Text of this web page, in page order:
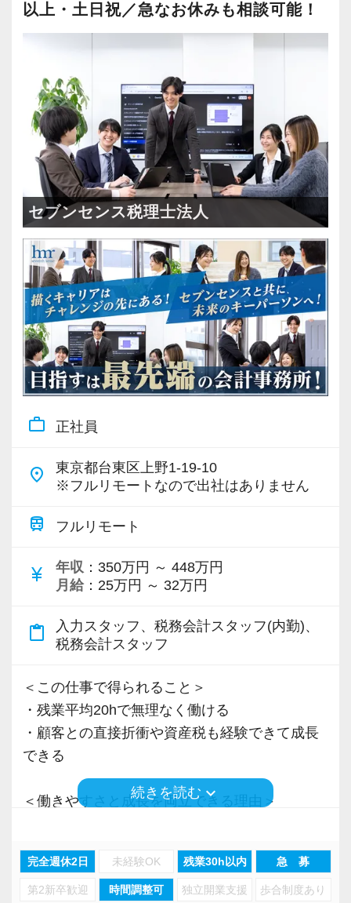
以上・土日祝／急なお休みも相談可能！
セブンセンス税理士法人
work_outline 正社員
place
東京都台東区上野1-19-10
※フルリモートなので出社はありません
train フルリモート
currency_yen 年収 ：350万円 ～ 448万円
月給 ：25万円 ～ 32万円
content_paste
入力スタッフ、税務会計スタッフ(内勤)、
税務会計スタッフ
＜この仕事で得られること＞
・残業平均20hで無理なく働ける
・顧客との直接折衝や資産税も経験できて成長
できる
＜働きやすさと成長を両立できる理由＞
・分業体制で業務負担を軽減
・顧客対応や提案業務に集中可能
・資産税や相続など専門性の高い案件あり
続きを読むkeyboard_arrow_down
完全週休2日 未経験OK 残業30h以内 急 募
第2新卒歓迎 時間調整可 独立開業支援 歩合制度あり